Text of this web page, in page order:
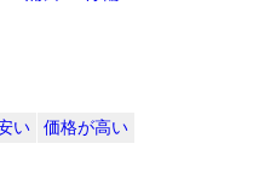
い
価格が高い